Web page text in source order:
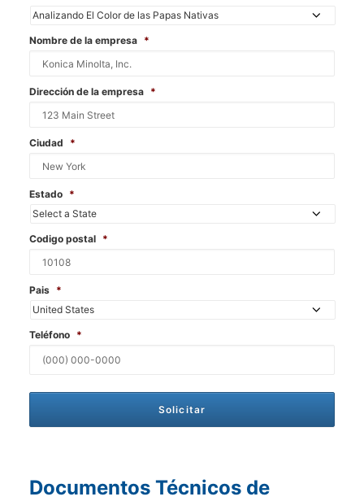
Nombre de la empresa *
Dirección de la empresa *
Ciudad *
Estado *
Codigo postal *
Pais *
Teléfono *
Documentos Técnicos de